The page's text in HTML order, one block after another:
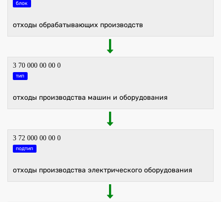
блок
отходы обрабатывающих производств
3 70 000 00 00 0
тип
отходы производства машин и оборудования
3 72 000 00 00 0
подтип
отходы производства электрического оборудования